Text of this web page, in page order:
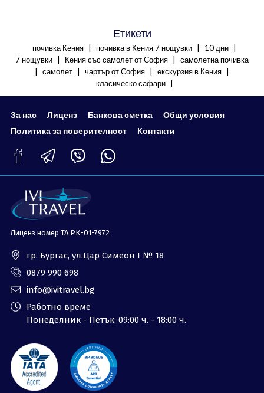
Етикети
почивка Кения | почивка в Кения 7 нощувки | 10 дни |
7 нощувки | Кения със самолет от София | самолетна почивка
| самолет | чартър от София | екскурзия в Кения |
класическо сафари |
За нас Лиценз Банкова сметка
Общи условия
Политика за поверителност
Контакти
Лиценз номер ТА РК-01-7972
гр. Бургас, ул.Цар Симеон I № 18
0879 990 698
info@ivitravel.bg
Работно време
Понеделник - Петък: 09:00 ч. - 18:00 ч.